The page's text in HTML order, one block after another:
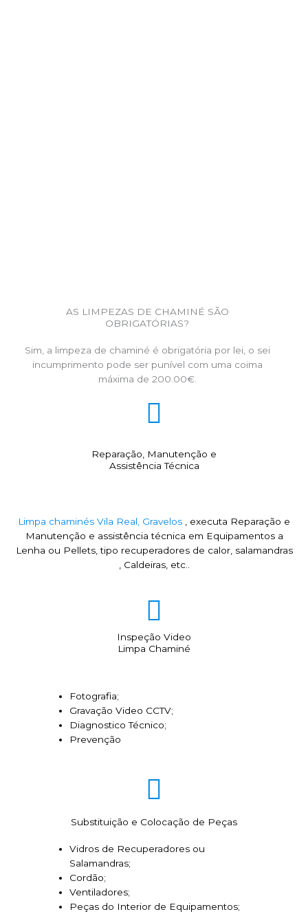
AS LIMPEZAS DE CHAMINÉ SÃO
OBRIGATÓRIAS?
Sim, a limpeza de chaminé é obrigatória por lei, o sei
incumprimento pode ser punível com uma coima
máxima de 200.00€.
Reparação, Manutenção e
Assistência Técnica
Limpa chaminés Vila Real, Gravelos , executa Reparação e
Manutenção e assistência técnica em Equipamentos a
Lenha ou Pellets, tipo recuperadores de calor, salamandras
, Caldeiras, etc..
Inspeção Video
Limpa Chaminé
Fotografia;
Gravação Video CCTV;
Diagnostico Técnico;
Prevenção
Substituição e Colocação de Peças
Vidros de Recuperadores ou
Salamandras;
Cordão;
Ventiladores;
Peças do Interior de Equipamentos;